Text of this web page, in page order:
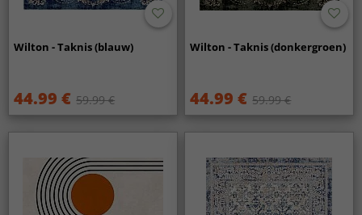
Wilton - Taknis (blauw)
44.99 € 59.99 €
Wilton - Taknis (donkergroen)
44.99 € 59.99 €